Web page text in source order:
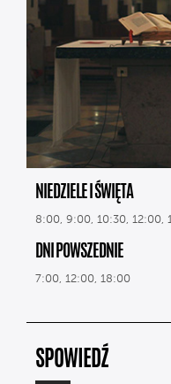
NIEDZIELE I ŚWIĘTA
8:00, 9:00, 10:30, 12:00,
DNI POWSZEDNIE
7:00, 12:00, 18:00
SPOWIEDŹ